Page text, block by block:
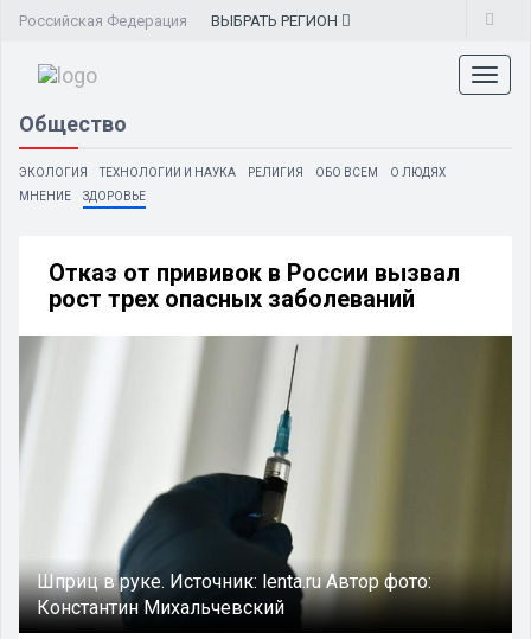
Российская Федерация ВЫБРАТЬ РЕГИОН
Общество
ЭКОЛОГИЯ ТЕХНОЛОГИИ И НАУКА РЕЛИГИЯ ОБО ВСЕМ
О ЛЮДЯХ
МНЕНИЕ
ЗДОРОВЬЕ
Отказ от прививок в России вызвал
рост трех опасных заболеваний
Шприц в руке. Источник: lenta.ruАвтор фото:
Константин Михальчевский